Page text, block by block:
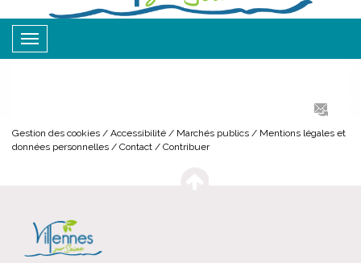
Toggle
navigation
Gestion des cookies Accessibilité Marchés publics
Mentions légales et
données personnelles
Contact Contribuer